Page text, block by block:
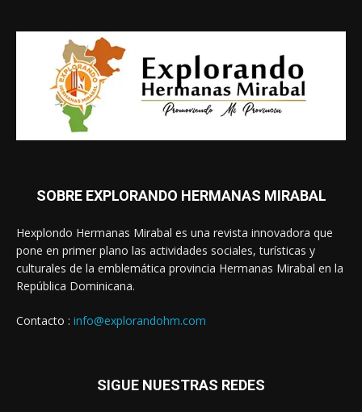
SOBRE EXPLORANDO HERMANAS MIRABAL
Hexplondo Hermanas Mirabal es una revista innovadora que
pone en primer plano las actividades sociales, turísticas y
culturales de la emblemática provincia Hermanas Mirabal en la
República Dominicana.
Contacto : info@explorandohm.com
SIGUE NUESTRAS REDES